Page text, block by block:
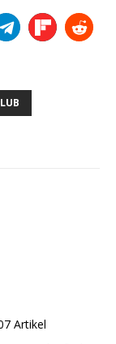
Artikel